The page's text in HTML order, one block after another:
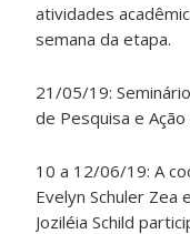
atividades
semana da etapa.
21/05/19:
de Pesquisa e
10 a 12/06/19: A
Evelyn Schuler Zea
Joziléia Schild